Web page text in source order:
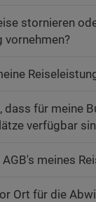
stornieren
vornehmen?
dass für meine
verfügbar
meines
Ort für die